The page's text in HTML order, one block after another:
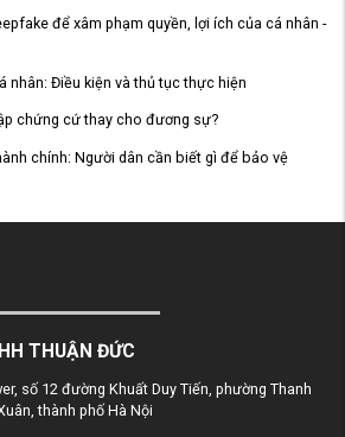
để xâm phạm quyền, lợi ích của cá nhân -
nhân: Điều kiện và thủ tục thực hiện
chứng cứ thay cho đương sự?
chính: Người dân cần biết gì để bảo vệ
THUẬN ĐỨC
số 12 đường Khuất Duy Tiến, phường Thanh
thành phố Hà Nội